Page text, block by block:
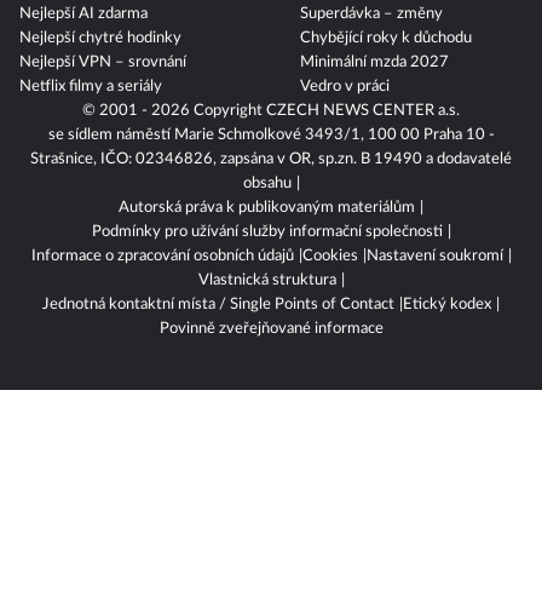
© 2001 - 2026 Copyright CZECH NEWS CENTER a.s.
se sídlem náměstí Marie Schmolkové 3493/1, 100 00 Praha 10 -
Strašnice, IČO: 02346826, zapsána v OR, sp.zn. B 19490 a dodavatelé
obsahu
Autorská práva k publikovaným materiálům
Podmínky pro užívání služby informační společnosti
Informace o zpracování osobních údajů Cookies
Nastavení soukromí
Vlastnická struktura
Jednotná kontaktní místa / Single Points of Contact
Etický kodex
Povinně zveřejňované informace
Nejlepší AI zdarma
Nejlepší chytré hodinky
Nejlepší VPN – srovnání
Netflix filmy a seriály
Superdávka – změny
Chybějící roky k důchodu
Minimální mzda 2027
Vedro v práci